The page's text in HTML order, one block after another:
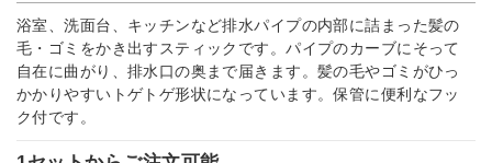
浴室、洗面台、キッチンなど排水パイプの内部に詰まった髪の
毛・ゴミをかき出すスティックです。パイプのカーブにそって
自在に曲がり、排水口の奥まで届きます。髪の毛やゴミがひっ
かかりやすいトゲトゲ形状になっています。保管に便利なフッ
ク付です。